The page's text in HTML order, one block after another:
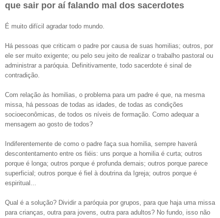
que sair por aí falando mal dos sacerdotes
É muito difícil agradar todo mundo.
Há pessoas que criticam o padre por causa de suas homilias; outros, por
ele ser muito exigente; ou pelo seu jeito de realizar o trabalho pastoral ou
administrar a paróquia. Definitivamente, todo sacerdote é sinal de
contradição.
Com relação às homilias, o problema para um padre é que, na mesma
missa, há pessoas de todas as idades, de todas as condições
socioeconômicas, de todos os níveis de formação. Como adequar a
mensagem ao gosto de todos?
Indiferentemente de como o padre faça sua homilia, sempre haverá
descontentamento entre os fiéis: uns porque a homilia é curta; outros
porque é longa; outros porque é profunda demais; outros porque parece
superficial; outros porque é fiel à doutrina da Igreja; outros porque é
espiritual...
Qual é a solução? Dividir a paróquia por grupos, para que haja uma missa
para crianças, outra para jovens, outra para adultos? No fundo, isso não